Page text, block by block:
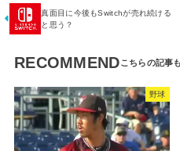
真面目に今後もSwitchが売れ続ける
と思う？
RECOMMEND
野球